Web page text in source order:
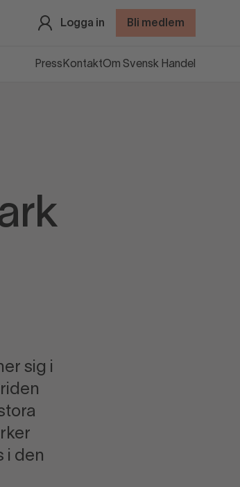
Logga in Bli medlem
Press KontaktOm Svensk Handel
sig i
i den